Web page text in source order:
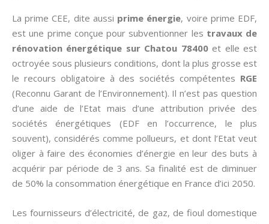
La prime CEE, dite aussi­ prime énergie, voire prime EDF,
est une prime conçue pour subventionner les travaux de
rénovation énergétique sur Chatou 78400et elle est
octroyée sous plusieurs conditions, dont la plus grosse est
le recours obligatoire à des sociétés compétentes RGE
(Reconnu Garant de l’Environnement). Il n’est pas question
d’une aide de l’Etat mais d’une attribution privée des
sociétés énergétiques (EDF en l’occurrence, le plus
souvent), considérés comme pollueurs, et dont l’Etat veut
oliger à faire des économies d’énergie en leur des buts à
acquérir par période de 3 ans. Sa finalité est de diminuer
de 50% la consommation énergétique en France d’ici 2050.
Les fournisseurs d’électricité, de gaz, de fioul domestique